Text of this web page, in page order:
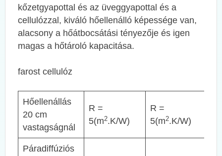
kőzetgyapottal és az üveggyapottal és a
cellulózzal, kiváló hőellenálló képessége van,
alacsony a hőátbocsátási tényezője és igen
magas a hőtároló kapacitása.
farost cellulóz
Hőellenállás
20 cm
vastagságnál
R =
5(m2.K/W)
R =
5(m2.K/W)
Páradiffúziós